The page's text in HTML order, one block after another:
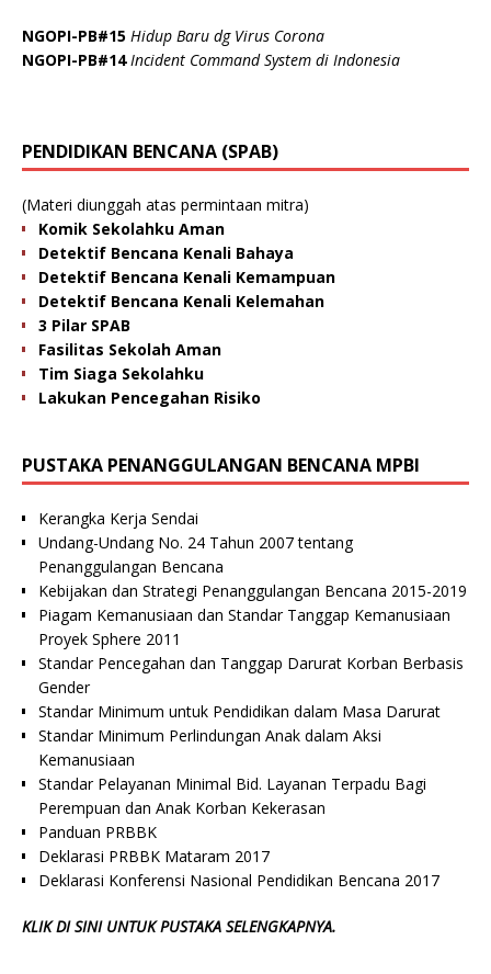
NGOPI-PB#15 Hidup Baru dg Virus Corona
NGOPI-PB#14Incident Command System di Indonesia
PENDIDIKAN BENCANA (SPAB)
(Materi diunggah atas permintaan mitra)
Komik Sekolahku Aman
Detektif Bencana Kenali Bahaya
Detektif Bencana Kenali Kemampuan
Detektif Bencana Kenali Kelemahan
3 Pilar SPAB
Fasilitas Sekolah Aman
Tim Siaga Sekolahku
Lakukan Pencegahan Risiko
PUSTAKA PENANGGULANGAN BENCANA MPBI
Kerangka Kerja Sendai
Undang-Undang No. 24 Tahun 2007 tentang
Penanggulangan Bencana
Kebijakan dan Strategi Penanggulangan Bencana 2015-2019
Piagam Kemanusiaan dan Standar Tanggap Kemanusiaan
Proyek Sphere 2011
Standar Pencegahan dan Tanggap Darurat Korban Berbasis
Gender
Standar Minimum untuk Pendidikan dalam Masa Darurat
Standar Minimum Perlindungan Anak dalam Aksi
Kemanusiaan
Standar Pelayanan Minimal Bid. Layanan Terpadu Bagi
Perempuan dan Anak Korban Kekerasan
Panduan PRBBK
Deklarasi PRBBK Mataram 2017
Deklarasi Konferensi Nasional Pendidikan Bencana 2017
KLIK DI SINI UNTUK PUSTAKA SELENGKAPNYA.